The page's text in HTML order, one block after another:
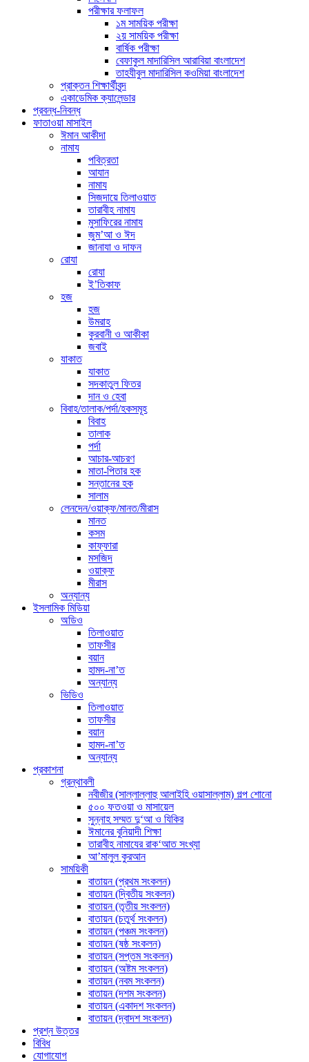
পরীক্ষার ফলাফল
১ম সাময়িক পরীক্ষা
২য় সাময়িক পরীক্ষা
বার্ষিক পরীক্ষা
বেফাকুল মাদারিসিল আরাবিয়া বাংলাদেশ
তাহযীবুল মাদারিসিল কওমিয়া বাংলাদেশ
প্রাক্তন শিক্ষার্থীবৃন্দ
একাডেমিক ক্যালেন্ডার
প্রবন্ধ-নিবন্ধ
ফাতাওয়া মাসাইল
ঈমান আকীদা
নামায
পবিত্রতা
আযান
নামায
সিজদায়ে তিলাওয়াত
তারাবীহ নামায
মুসাফিরের নামায
জুম’আ ও ঈদ
জানাযা ও দাফন
রোযা
রোযা
ই’তিকাফ
হজ
হজ
উমরাহ
কুরবানী ও আকীকা
জবাই
যাকাত
যাকাত
সদকাতুল ফিতর
দান ও হেবা
বিবাহ/তালাক/পর্দা/হকসমূহ
বিবাহ
তালাক
পর্দা
আচার-আচরণ
মাতা-পিতার হক
সন্তানের হক
সালাম
লেনদেন/ওয়াক্ফ/মানত/মীরাস
মানত
কসম
কাফ্ফারা
মসজিদ
ওয়াক্ফ
মীরাস
অন্যান্য
ইসলামিক মিডিয়া
অডিও
তিলাওয়াত
তাফসীর
বয়ান
হামদ-না’ত
অন্যান্য
ভিডিও
তিলাওয়াত
তাফসীর
বয়ান
হামদ-না’ত
অন্যান্য
প্রকাশনা
গ্রন্থাবলী
নবীজীর (সাল্লাল্লাহু আলাইহি ওয়াসাল্লাম) গল্প শোনো
৫০০ ফতওয়া ও মাসায়েল
সুন্নাহ সম্মত দু‘আ ও যিকির
ঈমানের বুনিয়াদী শিক্ষা
তারাবীহ নামাযের রাক‘আত সংখ্যা
আ’মালুল কুরআন
সাময়িকী
বাতায়ন (প্রথম সংকলন)
বাতায়ন (দ্বিতীয় সংকলন)
বাতায়ন (তৃতীয় সংকলন)
বাতায়ন (চতুর্থ সংকলন)
বাতায়ন (পঞ্চম সংকলন)
বাতায়ন (ষষ্ঠ সংকলন)
বাতায়ন (সপ্তম সংকলন)
বাতায়ন (অষ্টম সংকলন)
বাতায়ন (নবম সংকলন)
বাতায়ন (দশম সংকলন)
বাতায়ন (একাদশ সংকলন)
বাতায়ন (দ্বাদশ সংকলন)
প্রশ্ন উত্তর
বিবিধ
যোগাযোগ